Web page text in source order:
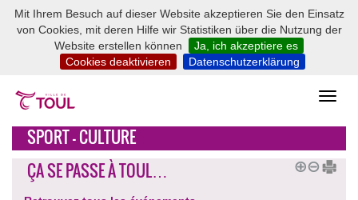
Mit Ihrem Besuch auf dieser Website akzeptieren Sie den Einsatz
von Cookies, mit deren Hilfe wir Statistiken über die Nutzung der
Website erstellen können
Ja, ich akzeptiere es
Cookies deaktivieren
Datenschutzerklärung
SPORT - CULTURE
ÇA SE PASSE À TOUL…